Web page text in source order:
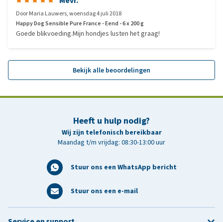
DoorMaria Lauwers,woensdag 4 juli 2018
Happy Dog Sensible Pure France - Eend - 6 x 200 g
Goede blikvoeding.Mijn hondjes lusten het graag!
Bekijk alle beoordelingen
Heeft u hulp nodig?
Wij zijn telefonisch bereikbaar
Maandag t/m vrijdag: 08:30-13:00 uur
Stuur ons een WhatsApp bericht
Stuur ons een e-mail